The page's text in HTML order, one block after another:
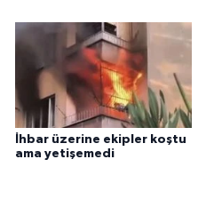
İhbar üzerine ekipler koştu
ama yetişemedi